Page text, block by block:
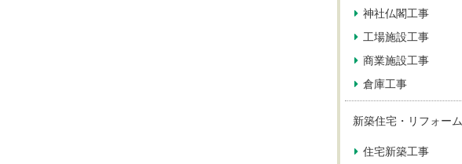
神社仏閣工事
工場施設工事
商業施設工事
倉庫工事
新築住宅・リフォーム
住宅新築工事